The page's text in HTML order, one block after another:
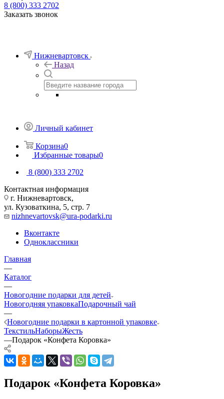
8 (800) 333 2702
Заказать звонок
Нижневартовск
Назад
Личный кабинет
Корзина0
Избранные товары0
8 (800) 333 2702
Контактная информация
г. Нижневартовск,
ул. Кузоваткина, 5, стр. 7
nizhnevartovsk@ura-podarki.ru
Вконтакте
Одноклассники
Главная
—
Каталог
—
Новогодние подарки для детей
Новогодняя упаковкаПодарочный чай
—
Новогодние подарки в картонной упаковке
ТекстильНаборыЖесть
—Подарок «Конфета Коровка»
Подарок «Конфета Коровка»